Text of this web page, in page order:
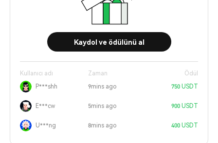
Kaydol ve ödülünü al
Kullanıcı adı Zaman
Ödül
P***shh
9mins ago 750 USDT
E***cw 5mins ago 900 USDT
U***ng 8mins ago 400 USDT